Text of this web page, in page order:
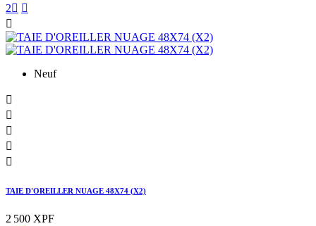
2 

Neuf





TAIE D'OREILLER NUAGE 48X74 (X2)
2 500 XPF